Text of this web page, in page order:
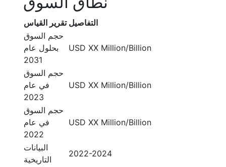
تقرير القياس التفاصيل
حجم السوق
بحلول عام
2031
USD XX Million/Billion
حجم السوق
في عام
2023
USD XX Million/Billion
حجم السوق
في عام
2022
USD XX Million/Billion
البيانات
التاريخية
2022-2024